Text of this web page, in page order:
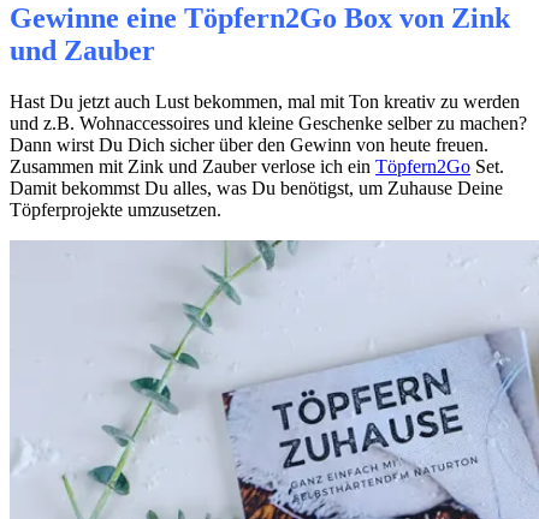
Gewinne eine Töpfern2Go Box von Zink
und Zauber
Hast Du jetzt auch Lust bekommen, mal mit Ton kreativ zu werden
und z.B. Wohnaccessoires und kleine Geschenke selber zu machen?
Dann wirst Du Dich sicher über den Gewinn von heute freuen.
Zusammen mit Zink und Zauber verlose ich ein Töpfern2Go Set.
Damit bekommst Du alles, was Du benötigst, um Zuhause Deine
Töpferprojekte umzusetzen.